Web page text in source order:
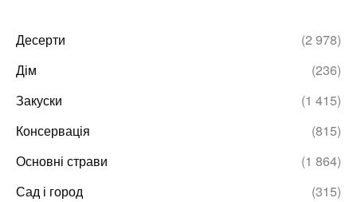
Десерти
(2 978)
Дім
(236)
Закуски
(1 415)
Консервація
(815)
Основні страви
(1 864)
Сад і город
(315)